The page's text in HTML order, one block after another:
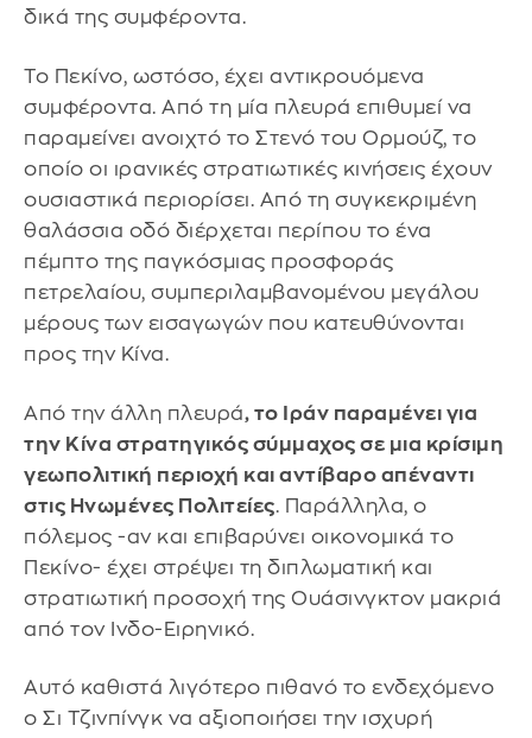
δικά της συμφέροντα.
Το Πεκίνο, ωστόσο, έχει αντικρουόμενα
συμφέροντα. Από τη μία πλευρά επιθυμεί να
παραμείνει ανοιχτό το Στενό του Ορμούζ, το
οποίο οι ιρανικές στρατιωτικές κινήσεις έχουν
ουσιαστικά περιορίσει. Από τη συγκεκριμένη
θαλάσσια οδό διέρχεται περίπου το ένα
πέμπτο της παγκόσμιας προσφοράς
πετρελαίου, συμπεριλαμβανομένου μεγάλου
μέρους των εισαγωγών που κατευθύνονται
προς την Κίνα.
Από την άλλη πλευρά, το Ιράν παραμένει για
την Κίνα στρατηγικός σύμμαχος σε μια κρίσιμη
γεωπολιτική περιοχή και αντίβαρο απέναντι
στις Ηνωμένες Πολιτείες. Παράλληλα, ο
πόλεμος -αν και επιβαρύνει οικονομικά το
Πεκίνο- έχει στρέψει τη διπλωματική και
στρατιωτική προσοχή της Ουάσινγκτον μακριά
από τον Ινδο-Ειρηνικό.
Αυτό καθιστά λιγότερο πιθανό το ενδεχόμενο
ο Σι Τζινπίνγκ να αξιοποιήσει την ισχυρή